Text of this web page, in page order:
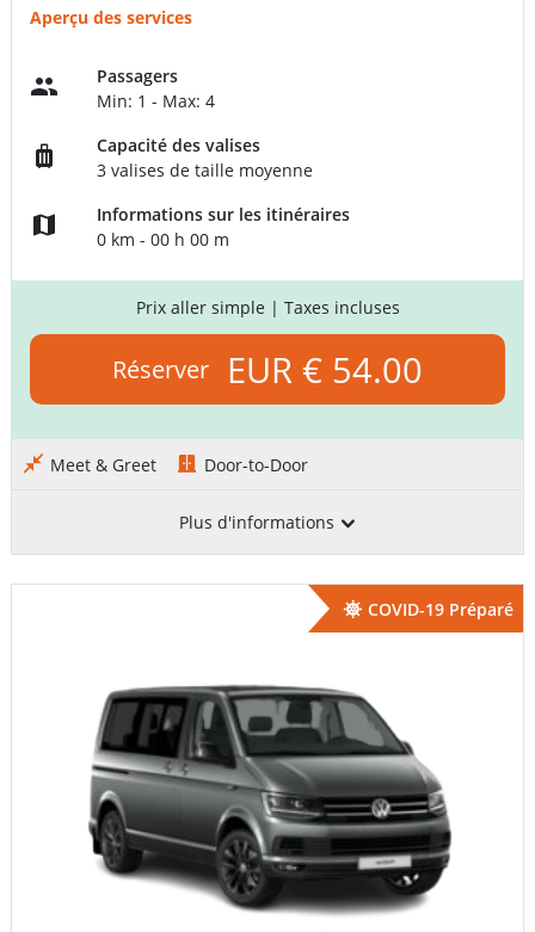
Aperçu des services
Passagers
Min: 1 - Max: 4
Capacité des valises
3 valises de taille moyenne
Informations sur les itinéraires
0 km - 00 h 00 m
Prix aller simple | Taxes incluses
Réserver EUR € 54.00
Meet & Greet Door-to-Door
Plus d'informations
COVID-19 Préparé